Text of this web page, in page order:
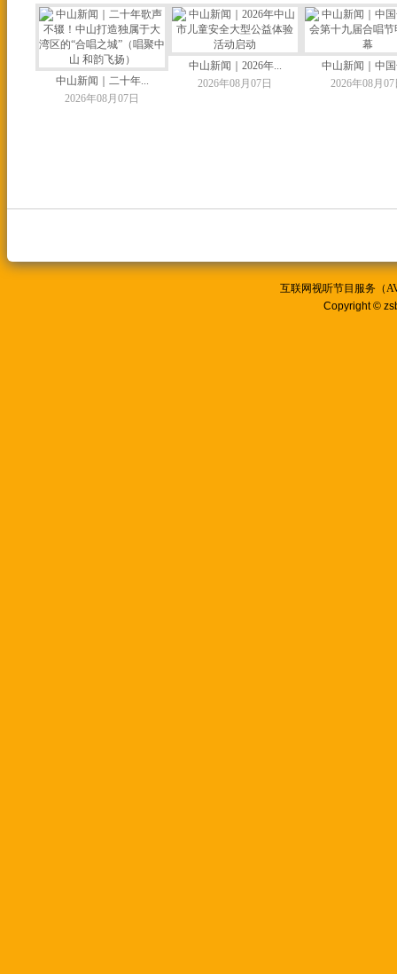
中山新闻｜二十年...
2026年08月07日
中山新闻｜2026年...
2026年08月07日
中山新闻｜中
2026年08月07
互联网视听节目服务（
Copyright ©